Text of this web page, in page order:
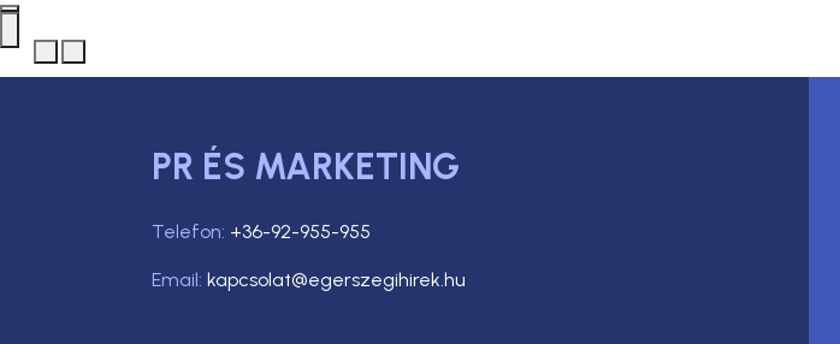
PR ÉS MARKETING
Telefon: +36-92-955-955
Email: kapcsolat@egerszegihirek.hu